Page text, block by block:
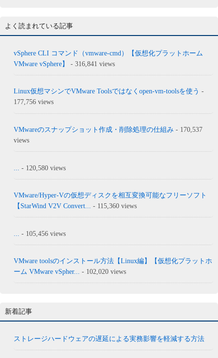
よく読まれている記事
vSphere CLI コマンド（vmware-cmd）【仮想化プラットホーム
VMware vSphere】
- 316,841 views
Linux仮想マシンでVMware Toolsではなくopen-vm-toolsを使う -
177,756 views
VMwareのスナップショット作成・削除処理の仕組み - 170,537
views
- 120,580 views
VMware/Hyper-Vの仮想ディスクを相互変換可能なフリーソフト
【StarWind V2V Convert... - 115,360 views
- 105,456 views
VMware toolsのインストール方法【Linux編】【仮想化プラットホ
ーム VMware vSpher... - 102,020 views
新着記事
ストレージハードウェアの遅延による実務影響を軽減する方法